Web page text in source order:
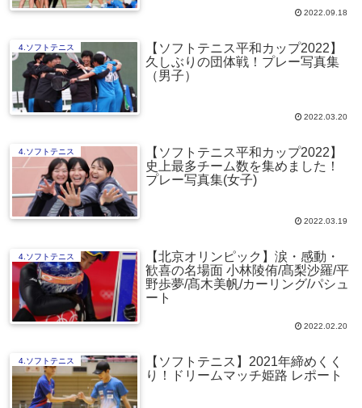
2022.09.18
4.ソフトテニス
【ソフトテニス平和カップ2022】
久しぶりの団体戦！プレー写真集
（男子）
2022.03.20
4.ソフトテニス
【ソフトテニス平和カップ2022】
史上最多チーム数を集めました！
プレー写真集(女子)
2022.03.19
4.ソフトテニス
【北京オリンピック】涙・感動・
歓喜の名場面 小林陵侑/髙梨沙羅/平
野歩夢/髙木美帆/カーリング/パシュ
ート
2022.02.20
4.ソフトテニス
【ソフトテニス】2021年締めくく
り！ドリームマッチ姫路 レポート